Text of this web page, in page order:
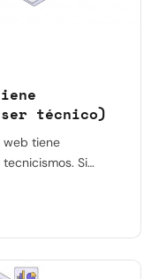
ser técnico)
web tiene
Si